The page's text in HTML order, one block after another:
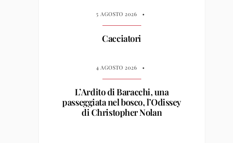
5 AGOSTO 2026 •
Cacciatori
4 AGOSTO 2026 •
L’Ardito di Baracchi, una
passeggiata nel bosco, l’Odissey
di Christopher Nolan